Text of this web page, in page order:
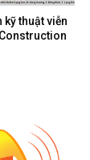
kỹ thuật viễn